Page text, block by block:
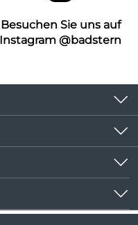
Besuchen Sie uns auf
Instagram @badstern